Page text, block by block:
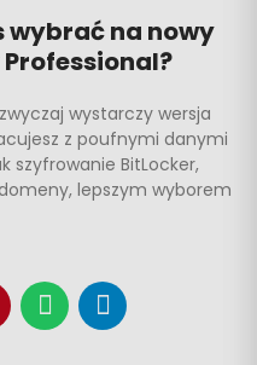
wybrać na nowy
wystarczy wersja
z poufnymi danymi
szyfrowanie BitLocker,
lepszym wyborem